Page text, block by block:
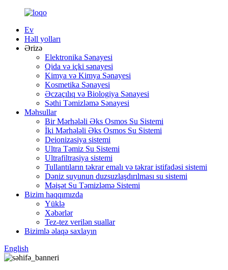
Ev
Həll yolları
Ərizə
Elektronika Sənayesi
Qida və içki sənayesi
Kimya və Kimya Sənayesi
Kosmetika Sənayesi
Əczaçılıq və Biologiya Sənayesi
Səthi Təmizləmə Sənayesi
Məhsullar
Bir Mərhələli Əks Osmos Su Sistemi
İki Mərhələli Əks Osmos Su Sistemi
Deionizasiya sistemi
Ultra Təmiz Su Sistemi
Ultrafiltrasiya sistemi
Tullantıların təkrar emalı və təkrar istifadəsi sistemi
Dəniz suyunun duzsuzlaşdırılması su sistemi
Məişət Su Təmizləmə Sistemi
Bizim haqqımızda
Yüklə
Xəbərlər
Tez-tez verilən suallar
Bizimlə əlaqə saxlayın
English